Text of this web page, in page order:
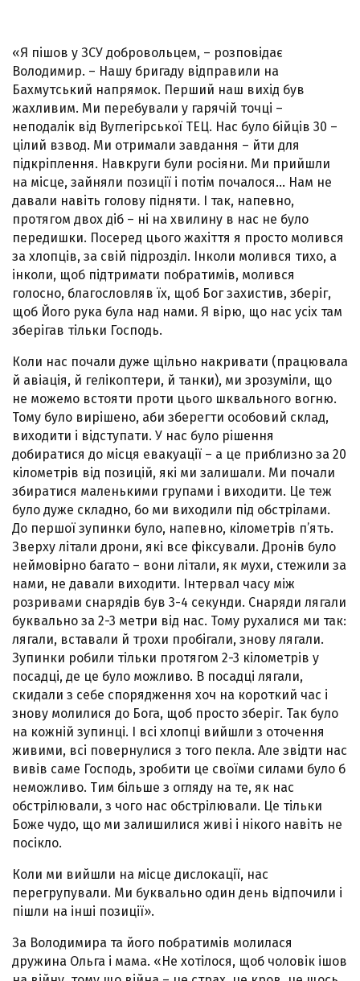
«Я пішов у ЗСУ добровольцем, – розповідає
Володимир. – Нашу бригаду відправили на
Бахмутський напрямок. Перший наш вихід був
жахливим. Ми перебували у гарячій точці –
неподалік від Вуглегірської ТЕЦ. Нас було бійців 30 –
цілий взвод. Ми отримали завдання – йти для
підкріплення. Навкруги були росіяни. Ми прийшли
на місце, зайняли позиції і потім почалося… Нам не
давали навіть голову підняти. І так, напевно,
протягом двох діб – ні на хвилину в нас не було
передишки. Посеред цього жахіття я просто молився
за хлопців, за свій підрозділ. Інколи молився тихо, а
інколи, щоб підтримати побратимів, молився
голосно, благословляв їх, щоб Бог захистив, зберіг,
щоб Його рука була над нами. Я вірю, що нас усіх там
зберігав тільки Господь.
Коли нас почали дуже щільно накривати (працювала
й авіація, й гелікоптери, й танки), ми зрозуміли, що
не можемо встояти проти цього шквального вогню.
Тому було вирішено, аби зберегти особовий склад,
виходити і відступати. У нас було рішення
добиратися до місця евакуації – а це приблизно за 20
кілометрів від позицій, які ми залишали. Ми почали
збиратися маленькими групами і виходити. Це теж
було дуже складно, бо ми виходили під обстрілами.
До першої зупинки було, напевно, кілометрів п’ять.
Зверху літали дрони, які все фіксували. Дронів було
неймовірно багато – вони літали, як мухи, стежили за
нами, не давали виходити. Інтервал часу між
розривами снарядів був 3-4 секунди. Снаряди лягали
буквально за 2-3 метри від нас. Тому рухалися ми так:
лягали, вставали й трохи пробігали, знову лягали.
Зупинки робили тільки протягом 2-3 кілометрів у
посадці, де це було можливо. В посадці лягали,
скидали з себе спорядження хоч на короткий час і
знову молилися до Бога, щоб просто зберіг. Так було
на кожній зупинці. І всі хлопці вийшли з оточення
живими, всі повернулися з того пекла. Але звідти нас
вивів саме Господь, зробити це своїми силами було б
неможливо. Тим більше з огляду на те, як нас
обстрілювали, з чого нас обстрілювали. Це тільки
Боже чудо, що ми залишилися живі і нікого навіть не
посікло.
Коли ми вийшли на місце дислокації, нас
перегрупували. Ми буквально один день відпочили і
пішли на інші позиції».
За Володимира та його побратимів молилася
дружина Ольга і мама. «Не хотілося, щоб чоловік ішов